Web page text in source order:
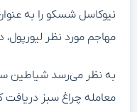
نیوکاسل شسکو را به
مهاجم مورد نظر لیورپول،
به نظر می‌رسد شیاطین
معامله چراغ سبز دریافت